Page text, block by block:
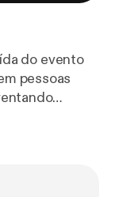
do evento
pessoas
que